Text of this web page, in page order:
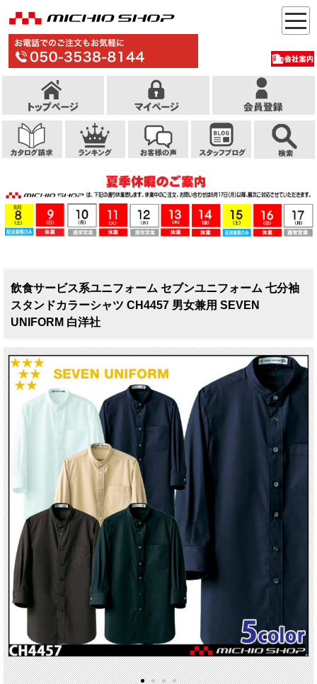
飲食サービス系ユニフォーム セブンユニフォーム 七分袖
スタンドカラーシャツ CH4457 男女兼用 SEVEN
UNIFORM 白洋社